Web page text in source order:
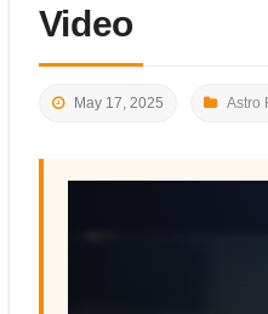
Video
May 17, 2025 Astro